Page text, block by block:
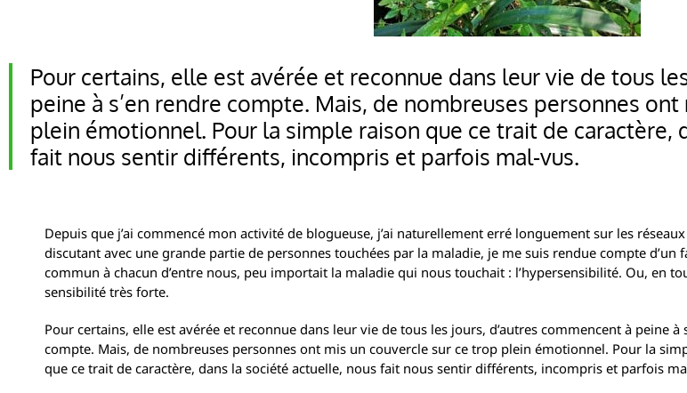
Pour certains, elle est avérée et reconnue dans leur vie de tous
peine à s’en rendre compte. Mais, de nombreuses personnes
plein émotionnel. Pour la simple raison que ce trait de caractère,
fait nous sentir différents, incompris et parfois mal-vus.
Depuis que j’ai commencé mon activité de blogueuse, j’ai naturellement erré longuement sur les
discutant avec une grande partie de personnes touchées par la maladie, je me suis rendue compte d’un
commun à chacun d’entre nous, peu importait la maladie qui nous touchait : l’hypersensibilité. Ou, en
sensibilité très forte.
Pour certains, elle est avérée et reconnue dans leur vie de tous les jours, d’autres commencent à peine à
compte. Mais, de nombreuses personnes ont mis un couvercle sur ce trop plein émotionnel. Pour la
que ce trait de caractère, dans la société actuelle, nous fait nous sentir différents, incompris et parfois